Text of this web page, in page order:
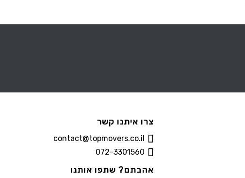
צרו איתנו קשר
contact@topmovers.co.il
072-3301560
אהבתם? שתפו אותנו